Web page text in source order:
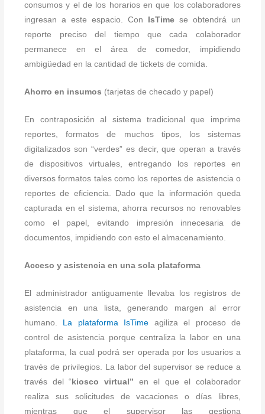
consumos y el de los horarios en que los colaboradores
ingresan a este espacio. Con
IsTime se obtendrá un
reporte preciso del tiempo que cada colaborador
permanece en el área de comedor, impidiendo
ambigüedad en la cantidad de tickets de comida.
Ahorro en insumos (tarjetas de checado y papel)
En contraposición al sistema tradicional que imprime
reportes, formatos de muchos tipos, los sistemas
digitalizados son “verdes” es decir, que operan a través
de dispositivos virtuales, entregando los reportes en
diversos formatos tales como los reportes de asistencia o
reportes de eficiencia. Dado que la información queda
capturada en el sistema, ahorra recursos no renovables
como el papel, evitando impresión innecesaria de
documentos, impidiendo con esto el almacenamiento.
Acceso y asistencia en una sola plataforma
El administrador antiguamente llevaba los registros de
asistencia en una lista, generando margen al error
humano. La plataforma IsTime agiliza el proceso de
control de asistencia porque centraliza la labor en una
plataforma, la cual podrá ser operada por los usuarios a
través de privilegios. La labor del supervisor se reduce a
través del “kiosco virtual” en el que el colaborador
realiza sus solicitudes de vacaciones o días libres,
mientras que el supervisor las gestiona